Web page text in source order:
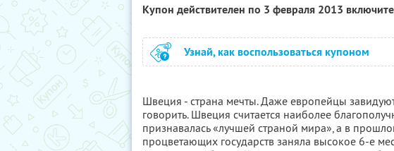
Купон действителен по 3 февраля 2013
Узнай, как воспользоваться купоном
Швеция - страна мечты. Даже европейцы
говорить. Швеция считается наиболее
признавалась «лучшей страной мира», а в
процветающих государств заняла высокое 6-е